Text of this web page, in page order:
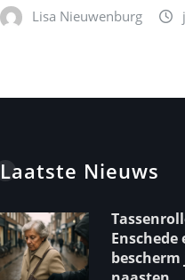
Lisa Nieuwenburg
Laatste Nieuws
Enschede
bescherm